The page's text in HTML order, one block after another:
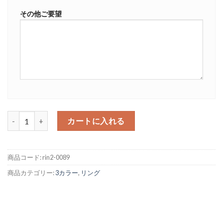
その他ご要望
3カラー ノーマルリング 12mm フラット 個
カートに入れる
商品コード:rin2-0089
商品カテゴリー:3カラー, リング